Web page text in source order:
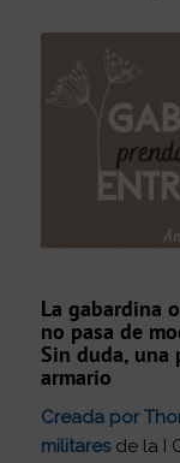
La gabardina o
no pasa de
Sin duda, una
armario
Creada por
militares de la I